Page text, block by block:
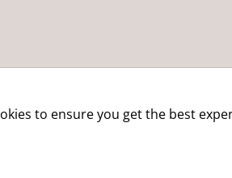
to ensure you get the best